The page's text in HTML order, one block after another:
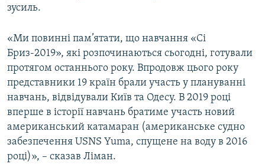
зусиль.
«Ми повинні пам’ятати, що навчання «Сі
Бриз-2019», які розпочинаються сьогодні, готували
протягом останнього року. Впродовж цього року
представники 19 країн брали участь у плануванні
навчань, відвідували Київ та Одесу. В 2019 році
вперше в історії навчань братиме участь новий
американський катамаран (американське судно
забезпечення USNS Yuma, спущене на воду в 2016
році)», – сказав Ліман.